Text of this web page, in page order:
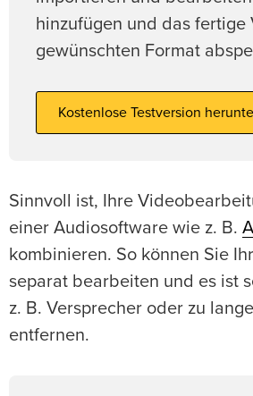
hinzufügen und das fertige
gewünschten Format
Kostenlose Testversion
Sinnvoll ist, Ihre
einer Audiosoftware wie z. B.
kombinieren. So können Sie
separat bearbeiten und es ist
z. B. Versprecher oder zu
entfernen.